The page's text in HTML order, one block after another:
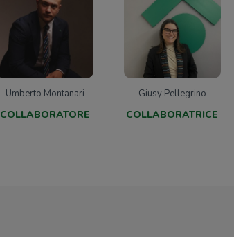
Umberto Montanari
COLLABORATORE
Giusy Pellegrino
COLLABORATRICE